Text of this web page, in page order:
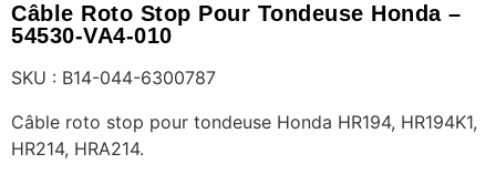
Câble Roto Stop Pour Tondeuse Honda –
54530-VA4-010
SKU : B14-044-6300787
Câble roto stop pour tondeuse Honda HR194, HR194K1,
HR214, HRA214.